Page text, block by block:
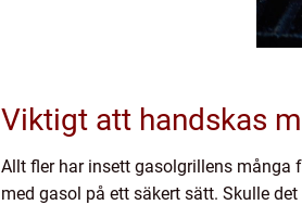
Viktigt att handskas
Allt fler har insett gasolgrillens många
med gasol på ett säkert sätt. Skulle